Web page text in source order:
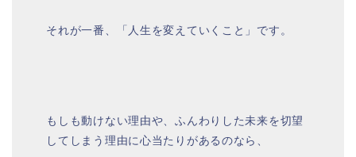
それが一番、「人生を変えていくこと」です。
もしも動けない理由や、ふんわりした未来を切望
してしまう理由に心当たりがあるのなら、